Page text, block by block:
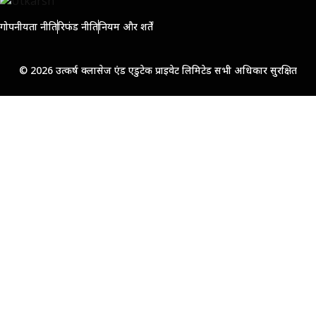
गोपनीयता नीतिरिफंड नीतिनियम और शर्तें
© 2026 उत्कर्ष क्लासेज एंड एडुटेक प्राइवेट लिमिटेड सभी अधिकार सुरक्षित